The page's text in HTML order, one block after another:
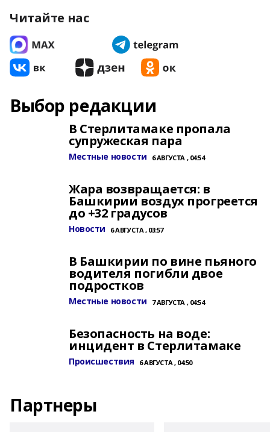
Читайте нас
Выбор редакции
В Стерлитамаке пропала
супружеская пара
Местные новости 6 АВГУСТА , 04:54
Жара возвращается: в
Башкирии воздух прогреется
до +32 градусов
Новости 6 АВГУСТА , 03:57
В Башкирии по вине пьяного
водителя погибли двое
подростков
Местные новости 7 АВГУСТА , 04:54
Безопасность на воде:
инцидент в Стерлитамаке
Происшествия 6 АВГУСТА , 04:50
Партнеры